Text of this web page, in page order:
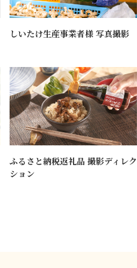
しいたけ生産事業者様 写真撮影
ふるさと納税返礼品 撮影ディレク
ション